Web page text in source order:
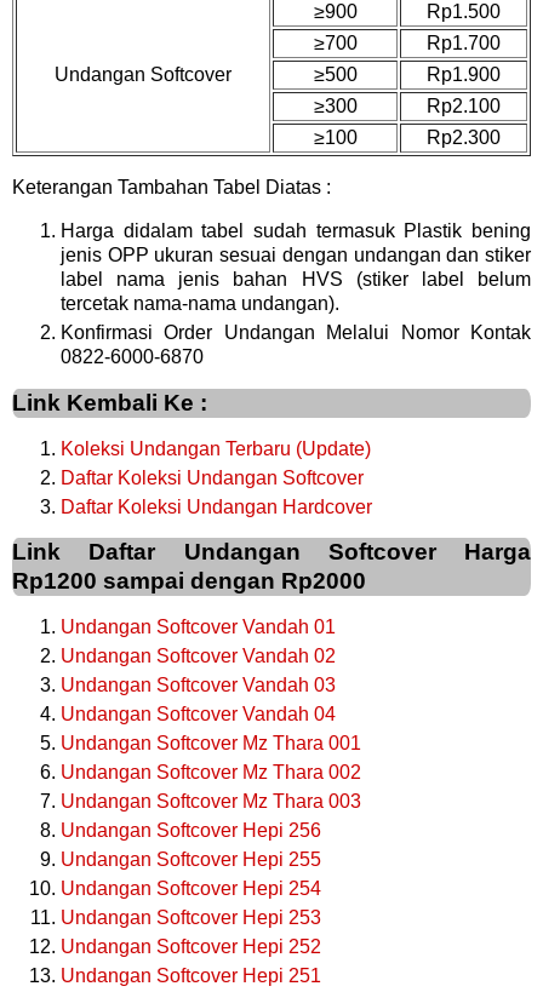
Undangan Softcover
≥900
Rp1.500
≥700
Rp1.700
≥500
Rp1.900
≥300
Rp2.100
≥100
Rp2.300
Keterangan Tambahan Tabel Diatas :
Harga didalam tabel sudah termasuk Plastik bening
jenis OPP ukuran sesuai dengan undangan dan stiker
label nama jenis bahan HVS (stiker label belum
tercetak nama-nama undangan).
Konfirmasi Order Undangan Melalui Nomor Kontak
0822-6000-6870
Link Kembali Ke :
Koleksi Undangan Terbaru (Update)
Daftar Koleksi Undangan Softcover
Daftar Koleksi Undangan Hardcover
Link Daftar Undangan Softcover Harga
Rp1200 sampai dengan Rp2000
Undangan Softcover Vandah 01
Undangan Softcover Vandah 02
Undangan Softcover Vandah 03
Undangan Softcover Vandah 04
Undangan Softcover Mz Thara 001
Undangan Softcover Mz Thara 002
Undangan Softcover Mz Thara 003
Undangan Softcover Hepi 256
Undangan Softcover Hepi 255
Undangan Softcover Hepi 254
Undangan Softcover Hepi 253
Undangan Softcover Hepi 252
Undangan Softcover Hepi 251